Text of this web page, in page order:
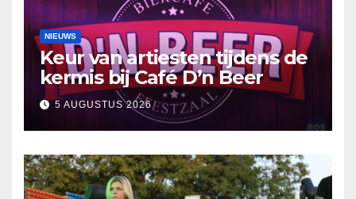
NIEUWS
Keur van artiesten tijdens de
kermis bij Café D’n Beer
5 AUGUSTUS 2026